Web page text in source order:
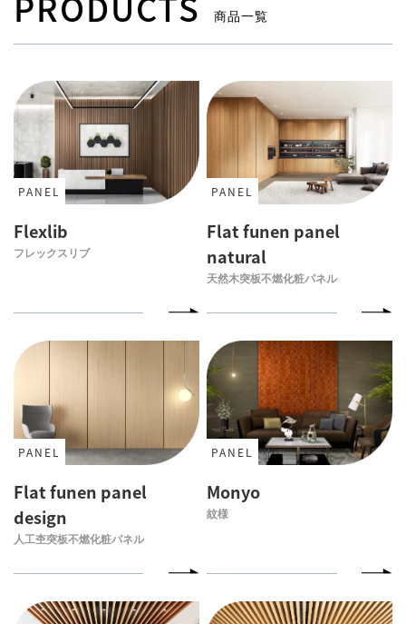
商品一覧
PANEL
Flexlib
フレックスリブ
PANEL
Flat funen panel
natural
天然木突板不燃化粧パネル
PANEL
Flat funen panel
design
人工杢突板不燃化粧パネル
PANEL
Monyo
紋様